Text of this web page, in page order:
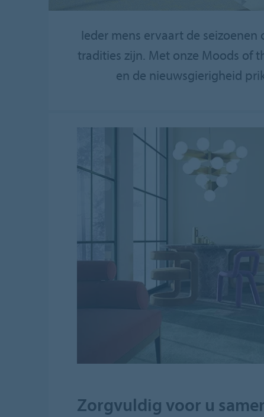
Ieder mens ervaart de
tradities zijn. Met onze Moods of
en de nieuwsgierigheid
Zorgvuldig voor u